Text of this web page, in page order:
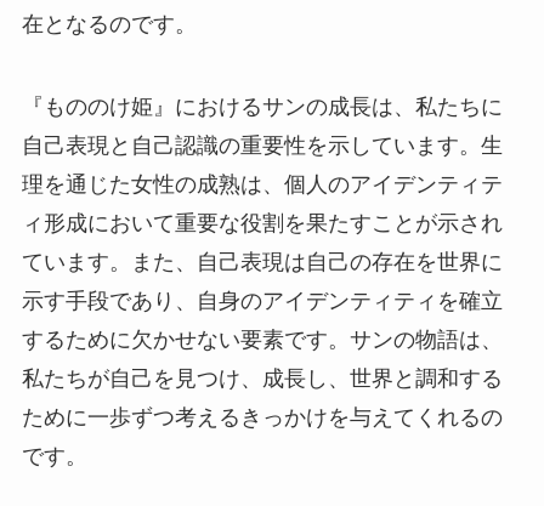
在となるのです。
『もののけ姫』におけるサンの成長は、私たちに
自己表現と自己認識の重要性を示しています。生
理を通じた女性の成熟は、個人のアイデンティテ
ィ形成において重要な役割を果たすことが示され
ています。また、自己表現は自己の存在を世界に
示す手段であり、自身のアイデンティティを確立
するために欠かせない要素です。サンの物語は、
私たちが自己を見つけ、成長し、世界と調和する
ために一歩ずつ考えるきっかけを与えてくれるの
です。